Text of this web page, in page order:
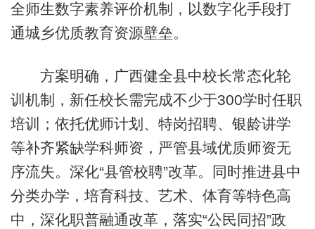
全师生数字素养评价机制，以数字化手段打
通城乡优质教育资源壁垒。
方案明确，广西健全县中校长常态化轮
训机制，新任校长需完成不少于300学时任职
培训；依托优师计划、特岗招聘、银龄讲学
等补齐紧缺学科师资，严管县域优质师资无
序流失。深化“县管校聘”改革。同时推进县中
分类办学，培育科技、艺术、体育等特色高
中，深化职普融通改革，落实“公民同招”政